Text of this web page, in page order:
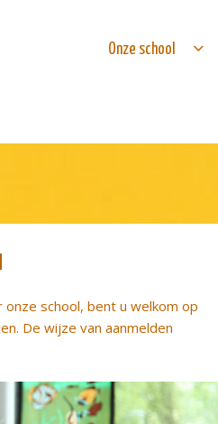
Onze school
school, bent u welkom op
De wijze van aanmelden